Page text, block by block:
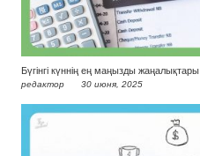
Бүгінгі күннің ең маңызды жаңалықтары
редактор 30 июня, 2025